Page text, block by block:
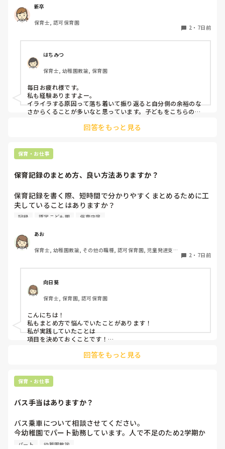
だいすきだなと思います。ですが、4月に比べると、子ども
に対してイライラしてしまう事が増えてきました。何度注意
しても言うことを聞いてくれなかったり、逆に自分の指示が
があります。今はフリーとして色々なクラスに入らせて貰っ
ていますが、幼児クラスに入ると余計イライラしてしまう回
数がふえてしまいます。皆さんはこどもに対してイライラし
てしまうことはありますか？😿😿
新卒
保育士, 認可保育園
2 ・ 7日前
はちみつ
保育士, 幼稚園教諭, 保育園
毎日お疲れ様です。
私も経験ありますよー。
イライラする原因って落ち着いて振り返ると自分側の余裕のな
さからくることが多いなと思っています。子どもをこちらの思
せなきゃ)などの責任感からや、他の先生方からの視線など気に
子どもにも感情があるし、行動にら理由があると思うのでイラ
っとした時は一旦落ち着いて、どうしてこの子はこのような表
子どもを1人の人間として見ること保育者として大切な姿勢だ
子どもってすごい力を持っているので自分のことをわかってく
れるいつも寄り添ってくれるとわかってくれる先生の話は聞い
てくれると思いますよ。なので手遊びや隙間時間に子どもの気
持ちを惹きつけるゲームなど保育のレパートリーがたくさんあ
子ども達は楽しそうと思ったところに集まったり気持ちを集中
させたり話を聞いてくれると思うので先生自身楽しく保育して
くださいね。
綺麗事ばかり言いましたが実際の現場は戦場ですよね（ ; ; ）
回答をもっと見る
保育・お仕事
保育記録のまとめ方、良い方法ありますか？
保育記録を書く際、短時間で分かりやすくまとめるために工
夫していることはありますか？
観察したことが多い日は、どのように優先順位をつけて記録
みなさんの方法を教えていただきたいです！
記録 認定こども園 保育内容
あお
保育士, 幼稚園教諭, その他の職種, 認可保育園, 児童発達支援
2 ・ 7日前
向日葵
保育士, 保育園, 認可保育園
こんにちは！
私もまとめ方で悩んでいたことがあります！
私が実践していたことは
項目を決めておくことです！
・どんな遊びが好きか苦手か
などです！
それに加えて
回答をもっと見る
保育・お仕事
バス手当はありますか？
バス乗車について相談させてください。
今幼稚園でパート勤務しています。人で不足のため2学期か
らはバスにも乗ってほしいと言われてます。同じパートの先
パート 幼稚園教諭